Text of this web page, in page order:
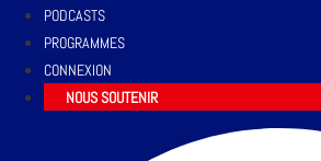
PODCASTS
PROGRAMMES
CONNEXION
NOUS SOUTENIR